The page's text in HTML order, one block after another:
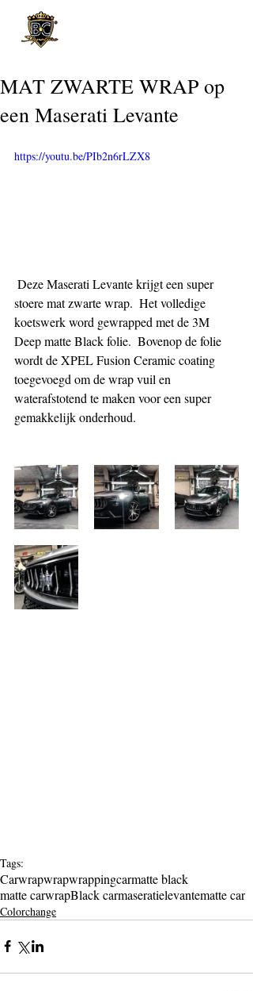
MAT ZWARTE WRAP op
een Maserati Levante
https://youtu.be/PIb2n6rLZX8
stoere mat zwarte wrap.  Het volledige
koetswerk word gewrapped met de 3M
Deep matte Black folie.  Bovenop de folie
wordt de XPEL Fusion Ceramic coating
toegevoegd om de wrap vuil en
waterafstotend te maken voor een super
gemakkelijk onderhoud.
Tags:
Carwrapwrapwrappingcarmatte black
matte carwrapBlack carmaseratielevantematte car
Colorchange